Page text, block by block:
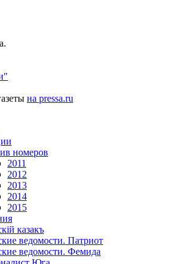
на pressa.ru
номеров
2011
2012
2013
2014
2015
казакъ
ведомости. Патриот
ведомости. Фемида